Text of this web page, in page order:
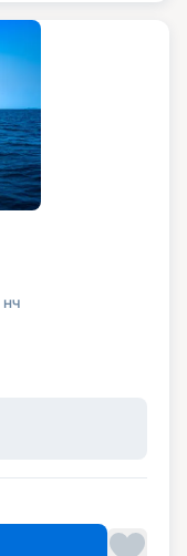
нч